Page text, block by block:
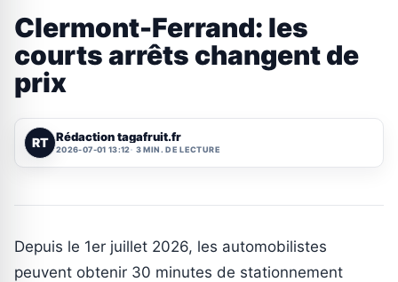
Clermont-Ferrand: les
courts arrêts changent de
prix
RT Rédaction tagafruit.fr
2026-07-01 13:12 3 MIN. DE LECTURE
Depuis le 1er juillet 2026, les automobilistes
peuvent obtenir 30 minutes de stationnement